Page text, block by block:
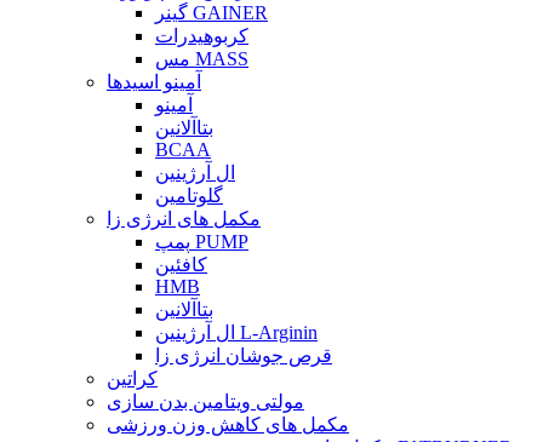
گینر GAINER
کربوهیدرات
مس MASS
آمینو اسیدها
آمینو
بتاآلانین
BCAA
ال آرژینین
گلوتامین
مکمل های انرژی زا
پمپ PUMP
کافئین
HMB
بتاآلانین
ال آرژینین L-Arginin
قرص جوشان انرژی زا
کراتین
مولتی ویتامین بدن سازی
مکمل های کاهش وزن ورزشی